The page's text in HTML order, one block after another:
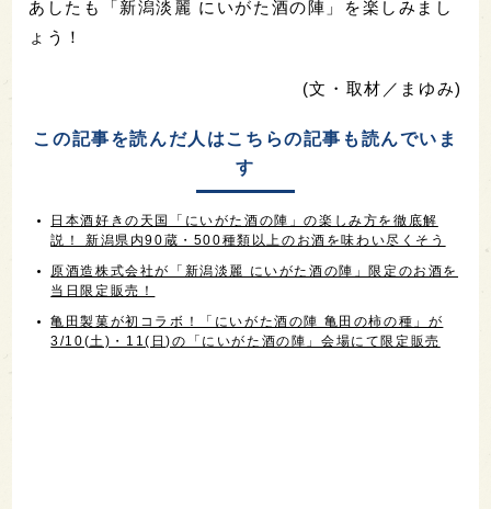
あしたも「新潟淡麗 にいがた酒の陣」を楽しみまし
ょう！
(文・取材／まゆみ)
この記事を読んだ人はこちらの記事も読んでいま
す
日本酒好きの天国「にいがた酒の陣」の楽しみ方を徹底解
説！ 新潟県内90蔵・500種類以上のお酒を味わい尽くそう
原酒造株式会社が「新潟淡麗 にいがた酒の陣」限定のお酒を
当日限定販売！
亀田製菓が初コラボ！「にいがた酒の陣 亀田の柿の種」が
3/10(土)・11(日)の「にいがた酒の陣」会場にて限定販売